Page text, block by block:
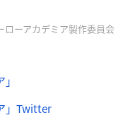
円ごとに1枚配布
を1点ご購入ごとに1
ーアカデミア製作委員会
」Twitter